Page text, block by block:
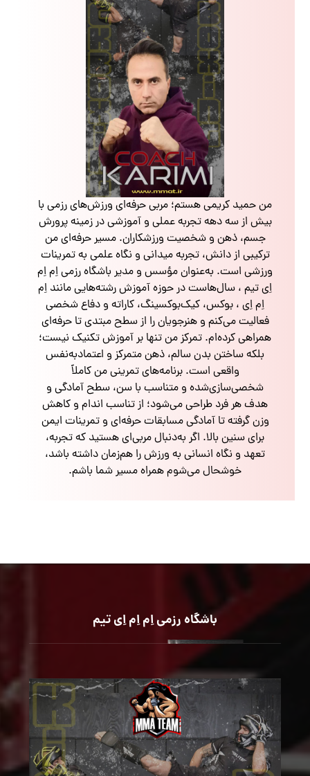
من حمید کریمی هستم؛ مربی حرفه‌ای ورزش‌های رزمی با
بیش از سه دهه تجربه عملی و آموزشی در زمینه پرورش
جسم، ذهن و شخصیت ورزشکاران. مسیر حرفه‌ای من
ترکیبی از دانش، تجربه میدانی و نگاه علمی به تمرینات
ورزشی است. به‌عنوان مؤسس و مدیر باشگاه رزمی اِم اِم
اِی تیم ، سال‌هاست در حوزه آموزش رشته‌هایی مانند اِم
اِم اِی ، بوکس، کیک‌بوکسینگ، کاراته و دفاع شخصی
فعالیت می‌کنم و هنرجویان را از سطح مبتدی تا حرفه‌ای
همراهی کرده‌ام. تمرکز من تنها بر آموزش تکنیک نیست؛
بلکه ساختن بدن سالم، ذهن متمرکز و اعتمادبه‌نفس
واقعی است. برنامه‌های تمرینی من کاملاً
شخصی‌سازی‌شده و متناسب با سن، سطح آمادگی و
هدف هر فرد طراحی می‌شود؛ از تناسب اندام و کاهش
وزن گرفته تا آمادگی مسابقات حرفه‌ای و تمرینات ایمن
برای سنین بالا. اگر به‌دنبال مربی‌ای هستید که تجربه،
تعهد و نگاه انسانی به ورزش را هم‌زمان داشته باشد،
خوشحال می‌شوم همراه مسیر شما باشم.
باشگاه رزمی اِم اِم اِی تیم